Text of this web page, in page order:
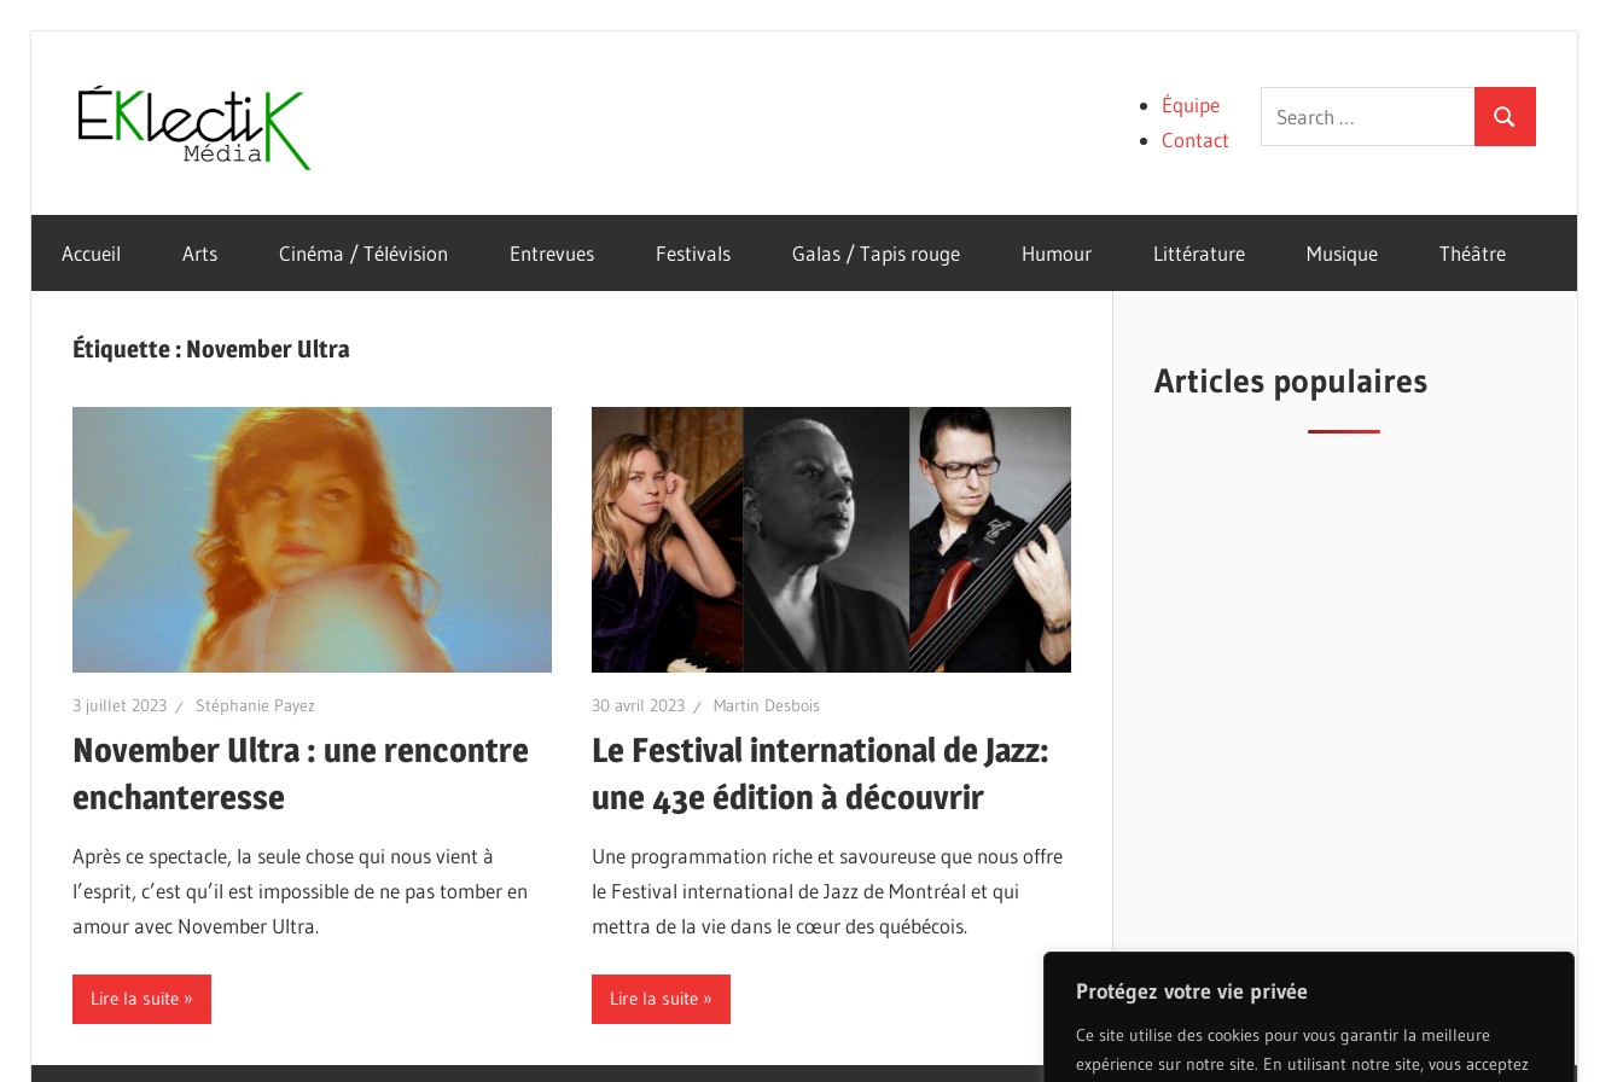
Protégez votre vie privée
Ce site utilise des cookies pour vous garantir la meilleure
expérience sur notre site. En utilisant notre site, vous acceptez
content
Média
culture
sous
toutes
formes
Search
for:
Search
Équipe
Contact
Accueil Arts Cinéma / Télévision Entrevues Festivals Galas / Tapis rouge Humour Littérature Musique Théâtre
Étiquette : November Ultra
3 juillet 2023 Stéphanie Payez
November Ultra : une rencontre
enchanteresse
Après ce spectacle, la seule chose qui nous vient à
l’esprit, c’est qu’il est impossible de ne pas tomber en
amour avec November Ultra.
Lire la suite
30 avril 2023 Martin Desbois
Le Festival international de Jazz:
une 43e édition à découvrir
Une programmation riche et savoureuse que nous offre
le Festival international de Jazz de Montréal et qui
mettra de la vie dans le cœur des québécois.
Lire la suite
Articles populaires